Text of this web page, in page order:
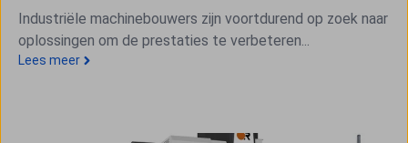
Industriële machinebouwers zijn voortdurend op zoek naar
oplossingen om de prestaties te verbeteren...
Lees meer